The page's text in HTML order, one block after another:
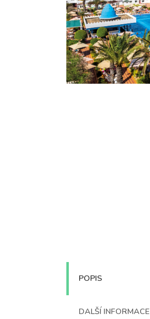
POPIS
DALŠÍ INFORMACE